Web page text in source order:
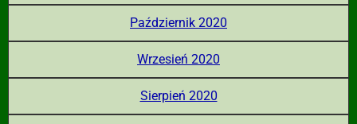
Październik 2020
Wrzesień 2020
Sierpień 2020